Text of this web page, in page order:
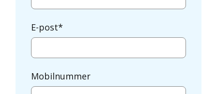
E-post*
Mobilnummer